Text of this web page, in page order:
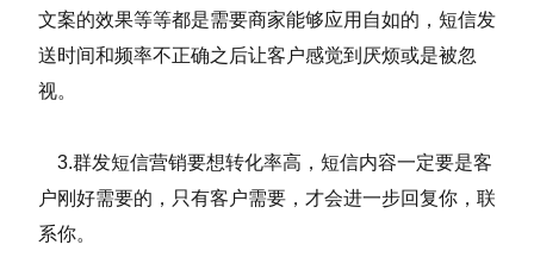
文案的效果等等都是需要商家能够应用自如的，短信发
送时间和频率不正确之后让客户感觉到厌烦或是被忽
视。
3.群发短信营销要想转化率高，短信内容一定要是客
户刚好需要的，只有客户需要，才会进一步回复你，联
系你。